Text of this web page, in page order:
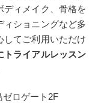
ディメイク、骨格を
ィショニングなど多
してご利用いただけ
トライアルレッスン
ゼロゲート2F